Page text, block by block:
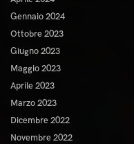
Gennaio 2024
Ottobre 2023
Giugno 2023
Maggio 2023
Aprile 2023
Marzo 2023
Dicembre 2022
Novembre 2022